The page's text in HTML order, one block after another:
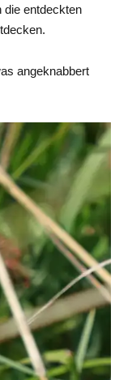
die entdeckten
angeknabbert